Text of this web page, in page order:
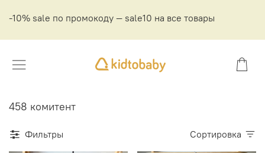
-10% sale по промокоду — sale10 на все товары
458 комитент
Фильтры Сортировка